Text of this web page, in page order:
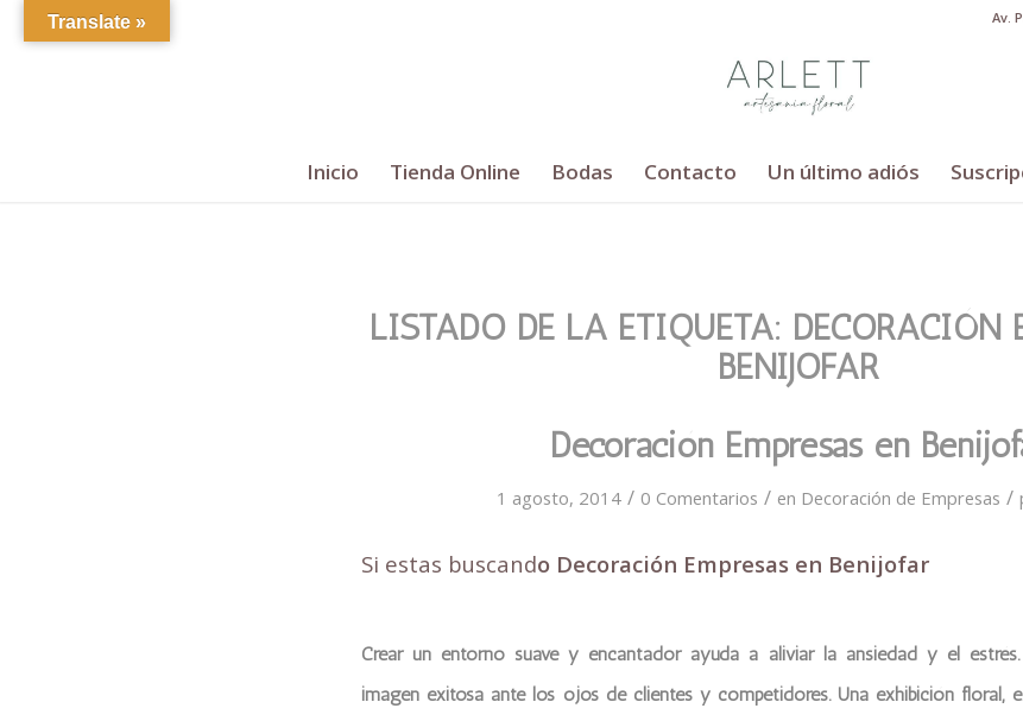
Av.
Inicio Tienda Online Bodas Contacto Un último adiós
LISTADO DE LA ETIQUETA: DECORACIÓN
BENIJOFAR
Decoración Empresas en
1 agosto, 2014 / 0 Comentarios / en Decoración de Empresas /
Si estas buscando Decoración Empresas en Benijofar
Crear un entorno suave y encantador ayuda a aliviar la ansiedad y el estrés.
imagen exitosa ante los ojos de clientes y competidores. Una exhibición floral,
Translate »